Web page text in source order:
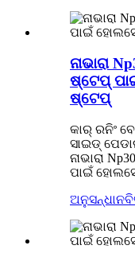
ନାଭାରା
ଷ୍ଟେପ୍
ଷ୍ଟେପ୍
କାର୍ ରନିଂ
ସାଇଡ୍
ନାଭାରା
ପାଇଁ
ଅନୁସନ୍ଧାନ